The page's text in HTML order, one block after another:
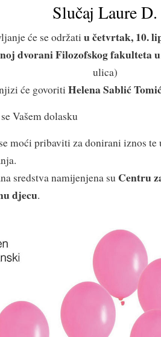
Slučaj Laure D.
će se održati u četvrtak, 10.
dvorani Filozofskog fakulteta
ulica)
će govoritiHelena Sablić
Vašem dolasku
moći pribaviti za donirani iznos te
sredstva namijenjena su Centru
djecu.